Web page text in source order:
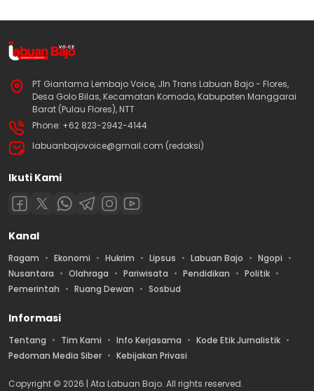
PT Giantama Lembajo Voice, Jln Trans Labuan Bajo - Flores,
Desa Golo Bilas, Kecamatan Komodo, Kabupaten Manggarai
Barat (Pulau Flores), NTT
Phone: +62 823-2942-4144
labuanbajovoice@gmail.com (redaksi)
Ikuti Kami
Kanal
Ragam Ekonomi Hukrim Lipsus Labuan Bajo
Ngopi
Nusantara
Olahraga Pariwisata Pendidikan
Politik
Pemerintah
Ruang Dewan Sosbud
Informasi
Tentang Tim Kami Info Kerjasama
Kode Etik Jurnalistik
Pedoman Media Siber
Kebijakan Privasi
Copyright © 2026 | Ata Labuan Bajo. All rights reserved.